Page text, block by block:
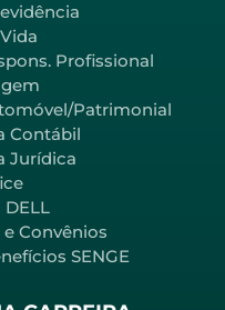
Profissional
Patrimonial
Contábil
Jurídica
Convênios
SENGE